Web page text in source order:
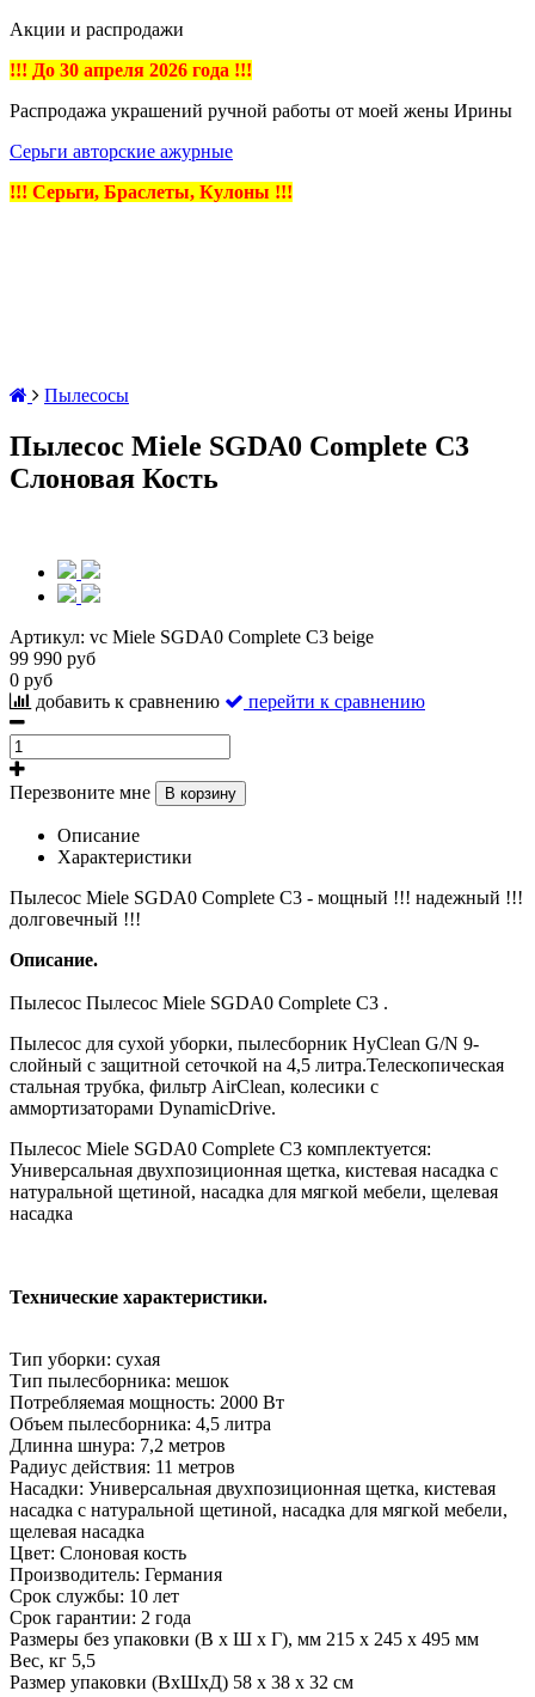
Акции и распродажи
!!! До 30 апреля 2026 года !!!
Распродажа украшений ручной работы от моей жены Ирины
Серьги авторские ажурные
!!! Серьги, Браслеты, Кулоны !!!
Пылесосы
Пылесос Miele SGDA0 Complete C3
Слоновая Кость
Артикул: vc Miele SGDA0 Complete C3 beige
99 990 руб
0 руб
добавить к сравнению
перейти к сравнению
Перезвоните мне В корзину
Описание
Характеристики
Пылесос Miele SGDA0 Complete C3 - мощный !!! надежный !!!
долговечный !!!
Описание.
Пылесос Пылесос Miele SGDA0 Complete C3 .
Пылесос для сухой уборки, пылесборник HyClean G/N 9-
слойный с защитной сеточкой на 4,5 литра.Телескопическая
стальная трубка, фильтр AirClean, колесики с
аммортизаторами DynamicDrive.
Пылесос Miele SGDA0 Complete C3 комплектуется:
Универсальная двухпозиционная щетка, кистевая насадка с
натуральной щетиной, насадка для мягкой мебели, щелевая
насадка
Технические характеристики.
Тип уборки: сухая
Тип пылесборника: мешок
Потребляемая мощность: 2000 Вт
Объем пылесборника: 4,5 литра
Длинна шнура: 7,2 метров
Радиус действия: 11 метров
Насадки: Универсальная двухпозиционная щетка, кистевая
насадка с натуральной щетиной, насадка для мягкой мебели,
щелевая насадка
Цвет: Слоновая кость
Производитель: Германия
Срок службы: 10 лет
Срок гарантии: 2 года
Размеры без упаковки (В x Ш x Г), мм 215 x 245 x 495 мм
Вес, кг 5,5
Размер упаковки (ВхШхД) 58 x 38 x 32 см